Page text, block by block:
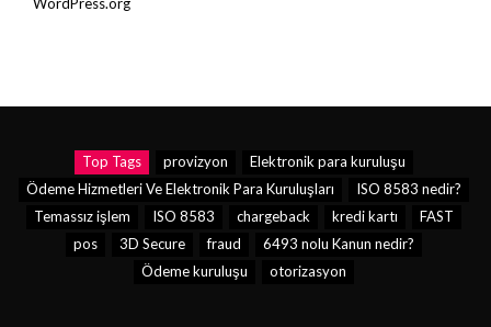
WordPress.org
Top Tags provizyon
Elektronik para kuruluşu
Ödeme Hizmetleri Ve Elektronik Para Kuruluşları
ISO 8583 nedir?
Temassız işlem
ISO 8583 chargeback kredi kartı
FAST
pos
3D Secure fraud
6493 nolu Kanun nedir?
Ödeme kuruluşu
otorizasyon